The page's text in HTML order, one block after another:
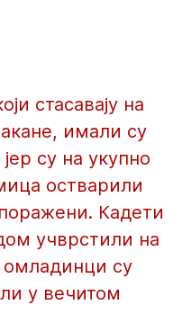
стасавају на
имали су
су на укупно
остварили
Кадети
учврстили на
су
у вечитом